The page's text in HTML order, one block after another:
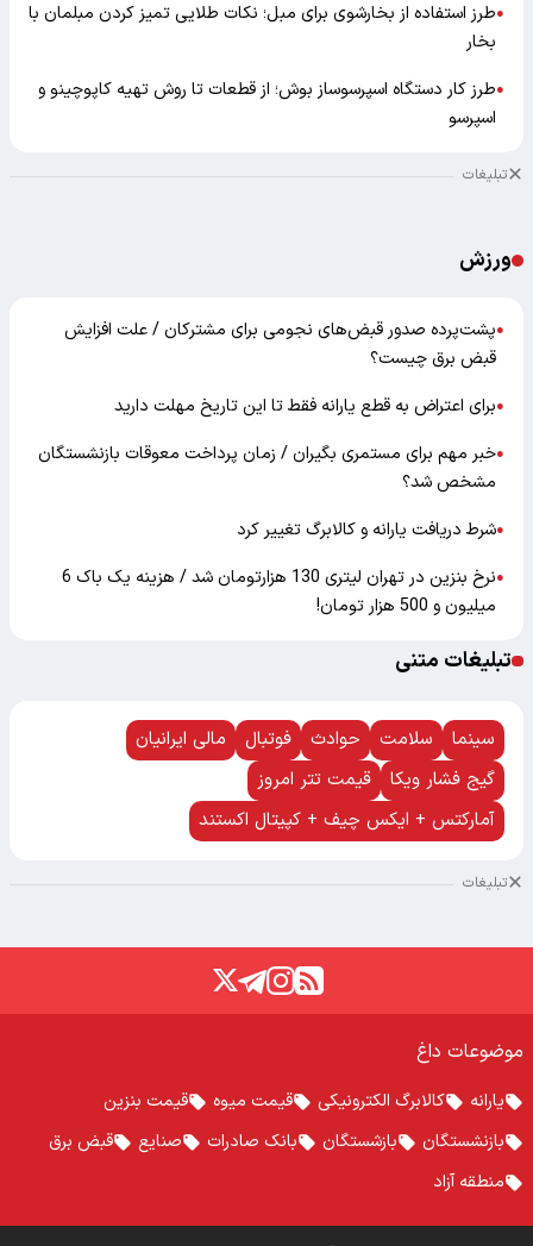
●طرز استفاده از بخارشوی برای مبل؛ نکات طلایی تمیز کردن مبلمان با
بخار
●طرز کار دستگاه اسپرسوساز بوش؛ از قطعات تا روش تهیه کاپوچینو و
اسپرسو
تبلیغات
ورزش
●پشت‌پرده صدور قبض‌های نجومی برای مشترکان / علت افزایش
قبض برق چیست؟
●برای اعتراض به قطع یارانه فقط تا این تاریخ مهلت دارید
●خبر مهم برای مستمری بگیران / زمان پرداخت معوقات بازنشستگان
مشخص شد؟
●شرط دریافت یارانه و کالابرگ تغییر کرد
●
نرخ بنزین در تهران لیتری 130 هزارتومان شد / هزینه یک باک 6
میلیون و 500 هزار تومان!
تبلیغات متنی
سینما سلامت حوادث فوتبال
مالی ایرانیان
گیج فشار ویکا
قیمت تتر امروز
آمارکتس + ایکس چیف + کپیتال اکستند
تبلیغات
موضوعات داغ
یارانه کالابرگ الکترونیکی قیمت میوه
قیمت بنزین
بازنشستگان
بازشستگان بانک صادرات صنایع
قبض برق
منطقه آزاد